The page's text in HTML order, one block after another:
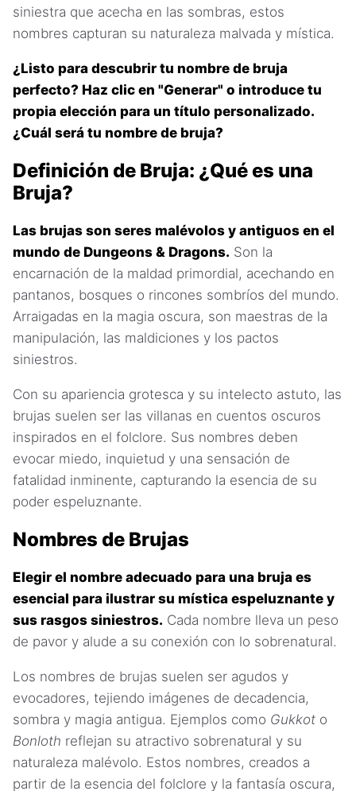
siniestra que acecha en las sombras, estos
nombres capturan su naturaleza malvada y mística.
¿Listo para descubrir tu nombre de bruja
perfecto? Haz clic en "Generar" o introduce tu
propia elección para un título personalizado.
¿Cuál será tu nombre de bruja?
Definición de Bruja: ¿Qué es una
Bruja?
Las brujas son seres malévolos y antiguos en el
mundo de Dungeons & Dragons. Son la
encarnación de la maldad primordial, acechando en
pantanos, bosques o rincones sombríos del mundo.
Arraigadas en la magia oscura, son maestras de la
manipulación, las maldiciones y los pactos
siniestros.
Con su apariencia grotesca y su intelecto astuto, las
brujas suelen ser las villanas en cuentos oscuros
inspirados en el folclore. Sus nombres deben
evocar miedo, inquietud y una sensación de
fatalidad inminente, capturando la esencia de su
poder espeluznante.
Nombres de Brujas
Elegir el nombre adecuado para una bruja es
esencial para ilustrar su mística espeluznante y
sus rasgos siniestros. Cada nombre lleva un peso
de pavor y alude a su conexión con lo sobrenatural.
Los nombres de brujas suelen ser agudos y
evocadores, tejiendo imágenes de decadencia,
sombra y magia antigua. Ejemplos como Gukkot o
Bonloth reflejan su atractivo sobrenatural y su
naturaleza malévolo. Estos nombres, creados a
partir de la esencia del folclore y la fantasía oscura,